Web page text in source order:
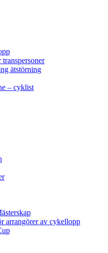
ätstörning
– cyklist
arrangörer av cykellopp